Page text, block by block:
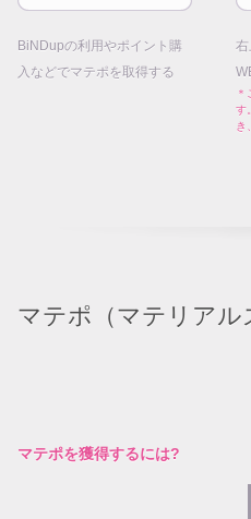
BiNDupの利用やポイント購
入などでマテポを取得する
右
す
き
マテポ（マテリアル
マテポを獲得するには?